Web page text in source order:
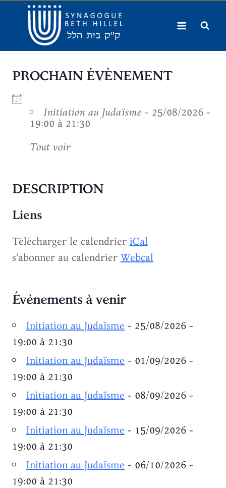
contenu
PROCHAIN ÉVÈNEMENT
Initiation au Judaïsme - 25/08/2026 -
19:00 à 21:30
Tout voir
DESCRIPTION
Liens
Télécharger le calendrier iCal
s'abonner au calendrier Webcal
Évènements à venir
Initiation au Judaïsme - 25/08/2026 -
19:00 à 21:30
Initiation au Judaïsme - 01/09/2026 -
19:00 à 21:30
Initiation au Judaïsme - 08/09/2026 -
19:00 à 21:30
Initiation au Judaïsme - 15/09/2026 -
19:00 à 21:30
Initiation au Judaïsme - 06/10/2026 -
19:00 à 21:30